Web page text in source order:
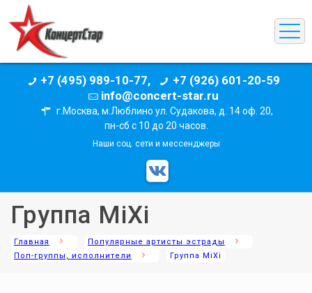
+7 (495) 989-10-77,
+7 (926) 601-20-59
info@concert-star.ru
г.Москва, м.Люблино ул. Судакова, д. 14 оф. 20,
пн-сб с 10 до 20 часов.
Наши соц. сети и мессенджеры
Группа MiXi
Главная
Популярные артисты эстрады
Поп-группы, исполнители
Группа MiXi